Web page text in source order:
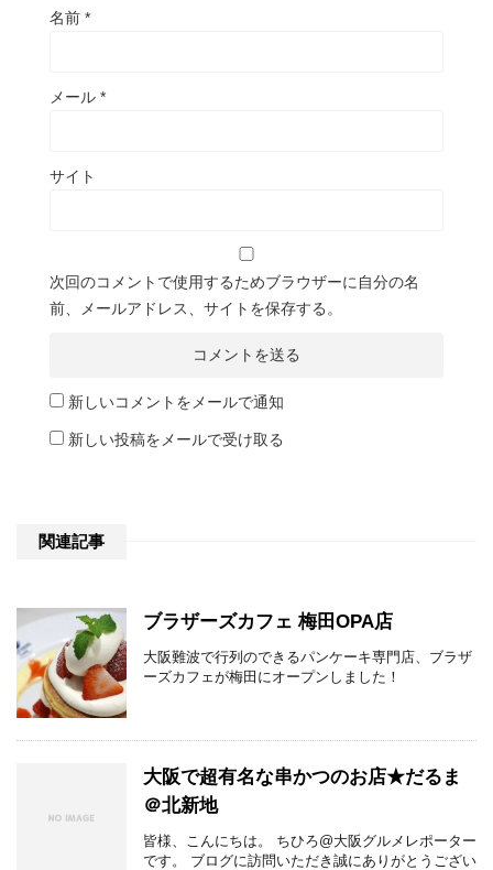
名前 *
メール *
サイト
次回のコメントで使用するためブラウザーに自分の名
前、メールアドレス、サイトを保存する。
新しいコメントをメールで通知
新しい投稿をメールで受け取る
関連記事
ブラザーズカフェ 梅田OPA店
大阪難波で行列のできるパンケーキ専門店、ブラザ
ーズカフェが梅田にオープンしました！
大阪で超有名な串かつのお店★だるま
＠北新地
皆様、こんにちは。 ちひろ@大阪グルメレポーター
です。 ブログに訪問いただき誠にありがとうござい